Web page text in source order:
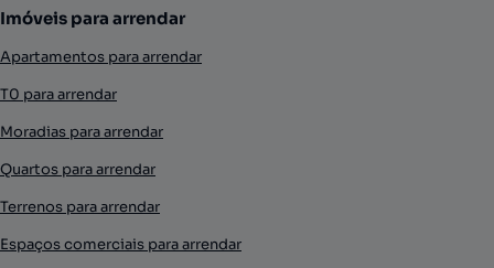
Imóveis para arrendar
Apartamentos para arrendar
T0 para arrendar
Moradias para arrendar
Quartos para arrendar
Terrenos para arrendar
Espaços comerciais para arrendar